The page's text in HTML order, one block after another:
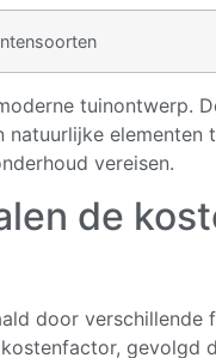
tuinontwerp.
elementen
vereisen.
de
door verschillende
gevolgd